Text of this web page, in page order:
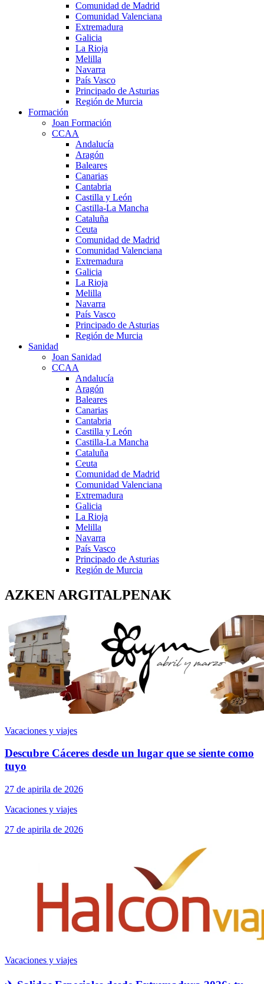
Comunidad de Madrid
Comunidad Valenciana
Extremadura
Galicia
La Rioja
Melilla
Navarra
País Vasco
Principado de Asturias
Región de Murcia
Formación
Joan Formación
CCAA
Andalucía
Aragón
Baleares
Canarias
Cantabria
Castilla y León
Castilla-La Mancha
Cataluña
Ceuta
Comunidad de Madrid
Comunidad Valenciana
Extremadura
Galicia
La Rioja
Melilla
Navarra
País Vasco
Principado de Asturias
Región de Murcia
Sanidad
Joan Sanidad
CCAA
Andalucía
Aragón
Baleares
Canarias
Cantabria
Castilla y León
Castilla-La Mancha
Cataluña
Ceuta
Comunidad de Madrid
Comunidad Valenciana
Extremadura
Galicia
La Rioja
Melilla
Navarra
País Vasco
Principado de Asturias
Región de Murcia
AZKEN ARGITALPENAK
Vacaciones y viajes
Descubre Cáceres desde un lugar que se siente como
tuyo
27 de apirila de 2026
Vacaciones y viajes
27 de apirila de 2026
Vacaciones y viajes